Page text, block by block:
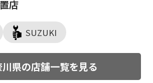
店
SUZUKI
県の店舗一覧を見る